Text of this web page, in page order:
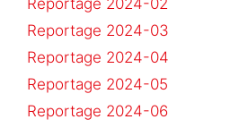
Reportage 2024-02
Reportage 2024-03
Reportage 2024-04
Reportage 2024-05
Reportage 2024-06